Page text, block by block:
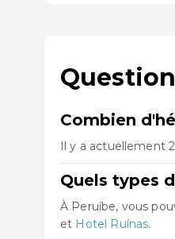
Combien
Il y a actuellement
Quels types
À Peruíbe, vous
et Hotel Ruínas.